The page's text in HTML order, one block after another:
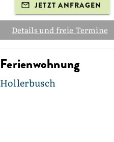
JETZT ANFRAGEN
Details und freie Termine
Ferienwohnung
Hollerbusch